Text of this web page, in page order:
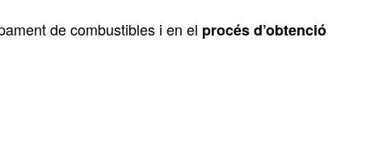
de combustibles i en el procés d’obtenció